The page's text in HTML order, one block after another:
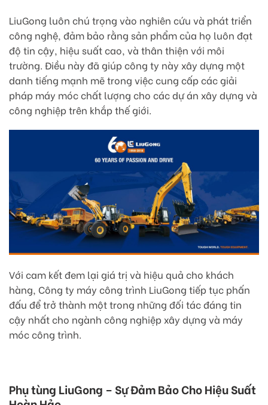
LiuGong luôn chú trọng vào nghiên cứu và phát triển
công nghệ, đảm bảo rằng sản phẩm của họ luôn đạt
độ tin cậy, hiệu suất cao, và thân thiện với môi
trường. Điều này đã giúp công ty này xây dựng một
danh tiếng mạnh mẽ trong việc cung cấp các giải
pháp máy móc chất lượng cho các dự án xây dựng và
công nghiệp trên khắp thế giới.
Với cam kết đem lại giá trị và hiệu quả cho khách
hàng, Công ty máy công trình LiuGong tiếp tục phấn
đấu để trở thành một trong những đối tác đáng tin
cậy nhất cho ngành công nghiệp xây dựng và máy
móc công trình.
Phụ tùng LiuGong – Sự Đảm Bảo Cho Hiệu Suất